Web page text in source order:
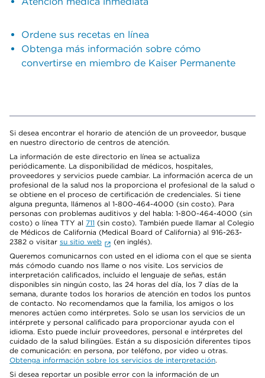
Ordene sus recetas en línea
Obtenga más información sobre cómo
convertirse en miembro de Kaiser Permanente
Si desea encontrar el horario de atención de un proveedor, busque
en nuestro directorio de centros de atención.
La información de este directorio en línea se actualiza
periódicamente. La disponibilidad de médicos, hospitales,
proveedores y servicios puede cambiar. La información acerca de un
profesional de la salud nos la proporciona el profesional de la salud o
se obtiene en el proceso de certificación de credenciales. Si tiene
alguna pregunta, llámenos al 1-800-464-4000 (sin costo). Para
personas con problemas auditivos y del habla: 1-800-464-4000 (sin
costo) o línea TTY al 711 (sin costo). También puede llamar al Colegio
de Médicos de California (Medical Board of California) al 916-263-
2382 o visitar su sitio web
(en inglés).
Queremos comunicarnos con usted en el idioma con el que se sienta
más cómodo cuando nos llame o nos visite. Los servicios de
interpretación calificados, incluido el lenguaje de señas, están
disponibles sin ningún costo, las 24 horas del día, los 7 días de la
semana, durante todos los horarios de atención en todos los puntos
de contacto. No recomendamos que la familia, los amigos o los
menores actúen como intérpretes. Solo se usan los servicios de un
intérprete y personal calificado para proporcionar ayuda con el
idioma. Esto puede incluir proveedores, personal e intérpretes del
cuidado de la salud bilingües. Están a su disposición diferentes tipos
de comunicación: en persona, por teléfono, por video u otras.
Obtenga información sobre los servicios de interpretación.
Si desea reportar un posible error con la información de un